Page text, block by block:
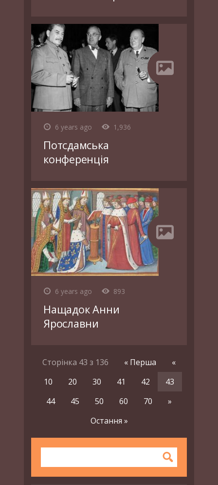
6 years ago 1,936
Потсдамська
конференція
6 years ago 893
Нащадок Анни
Ярославни
Сторінка 43 з 136 « Перша
«
10
20 30 41 42
43
44
45 50 60 70
»
Остання »